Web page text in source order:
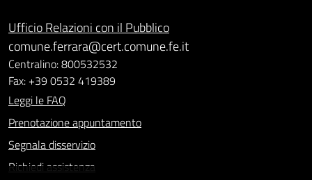
Ufficio Relazioni con il Pubblico
comune.ferrara@cert.comune.fe.it
Centralino: 800532532
Fax: +39 0532 419389
Leggi le FAQ
Prenotazione appuntamento
Segnala disservizio
Richiedi assistenza